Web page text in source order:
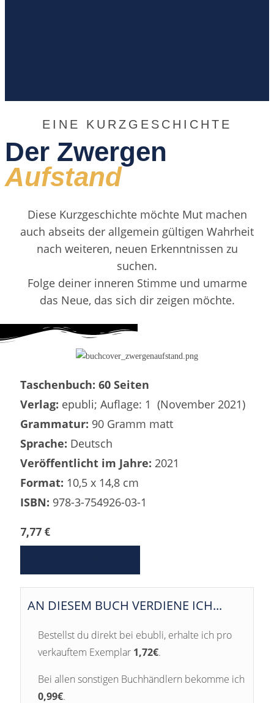
EINE KURZGESCHICHTE
Der Zwergen
Aufstand
Diese Kurzgeschichte möchte Mut machen
auch abseits der allgemein gültigen Wahrheit
nach weiteren, neuen Erkenntnissen zu
suchen.
Folge deiner inneren Stimme und umarme
das Neue, das sich dir zeigen möchte.
Taschenbuch: 60 Seiten
Verlag: epubli; Auflage: 1 (November 2021)
Grammatur: 90 Gramm matt
Sprache: Deutsch
Veröffentlicht im Jahre: 2021
Format: 10,5 x 14,8 cm
ISBN: 978-3-754926-03-1
7,77 €
AN DIESEM BUCH VERDIENE ICH...
Bestellst du direkt bei ebubli, erhalte ich pro
verkauftem Exemplar 1,72€.
Bei allen sonstigen Buchhändlern bekomme ich
0,99€.